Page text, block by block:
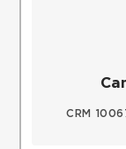
CRM